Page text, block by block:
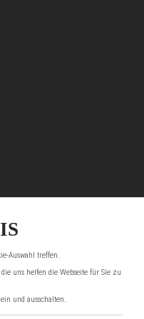
Auswahl treffen.
uns helfen die Webseite für Sie zu
und ausschalten.